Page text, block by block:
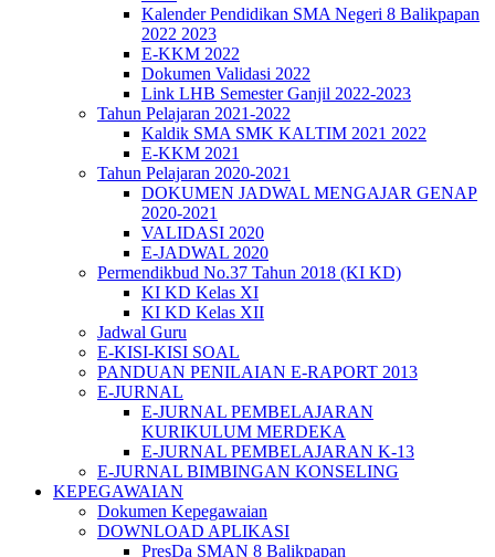
Kalender Pendidikan SMA Negeri 8 Balikpapan
2022 2023
E-KKM 2022
Dokumen Validasi 2022
Link LHB Semester Ganjil 2022-2023
Tahun Pelajaran 2021-2022
Kaldik SMA SMK KALTIM 2021 2022
E-KKM 2021
Tahun Pelajaran 2020-2021
DOKUMEN JADWAL MENGAJAR GENAP
2020-2021
VALIDASI 2020
E-JADWAL 2020
Permendikbud No.37 Tahun 2018 (KI KD)
KI KD Kelas XI
KI KD Kelas XII
Jadwal Guru
E-KISI-KISI SOAL
PANDUAN PENILAIAN E-RAPORT 2013
E-JURNAL
E-JURNAL PEMBELAJARAN
KURIKULUM MERDEKA
E-JURNAL PEMBELAJARAN K-13
E-JURNAL BIMBINGAN KONSELING
KEPEGAWAIAN
Dokumen Kepegawaian
DOWNLOAD APLIKASI
PresDa SMAN 8 Balikpapan